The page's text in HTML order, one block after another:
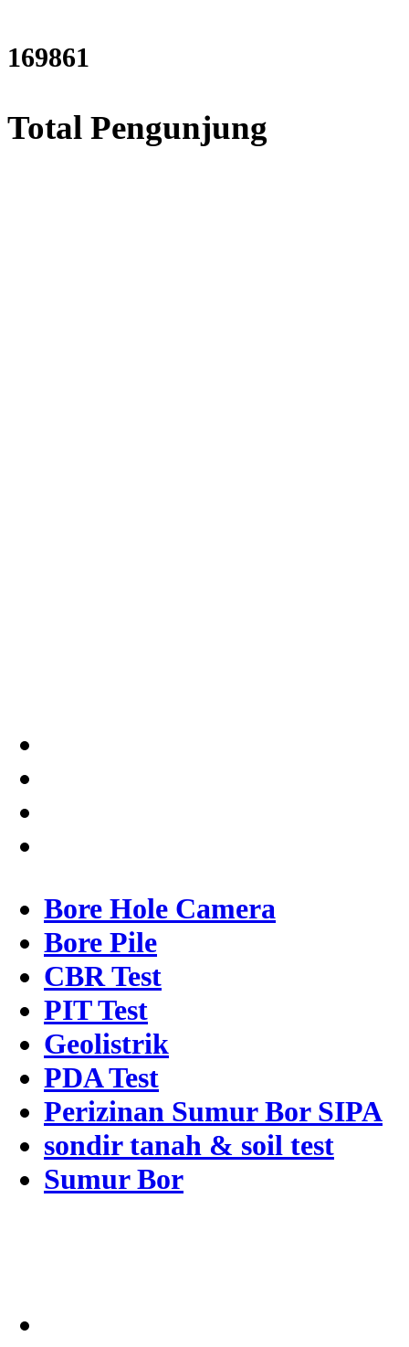
205621
Total Pengunjung
Bore Hole Camera
Bore Pile
CBR Test
PIT Test
Geolistrik
PDA Test
Perizinan Sumur Bor SIPA
sondir tanah & soil test
Sumur Bor